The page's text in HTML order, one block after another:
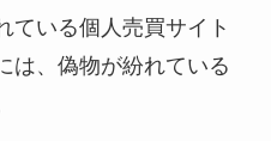
ている個人売買サイト
は、偽物が紛れている